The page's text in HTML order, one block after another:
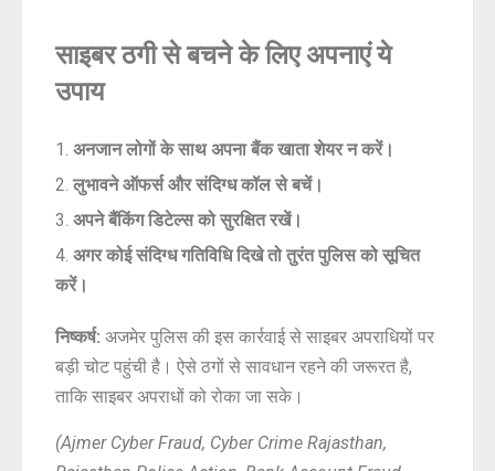
साइबर ठगी से बचने के लिए अपनाएं ये
उपाय
अनजान लोगों के साथ अपना बैंक खाता शेयर न करें।
लुभावने ऑफर्स और संदिग्ध कॉल से बचें।
अपने बैंकिंग डिटेल्स को सुरक्षित रखें।
अगर कोई संदिग्ध गतिविधि दिखे तो तुरंत पुलिस को सूचित
करें।
निष्कर्ष: अजमेर पुलिस की इस कार्रवाई से साइबर अपराधियों पर
बड़ी चोट पहुंची है। ऐसे ठगों से सावधान रहने की जरूरत है,
ताकि साइबर अपराधों को रोका जा सके।
(Ajmer Cyber Fraud, Cyber Crime Rajasthan,